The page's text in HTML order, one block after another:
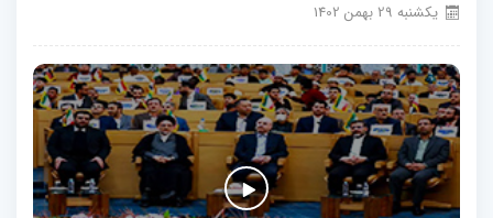
يكشنبه 29 بهمن 1402